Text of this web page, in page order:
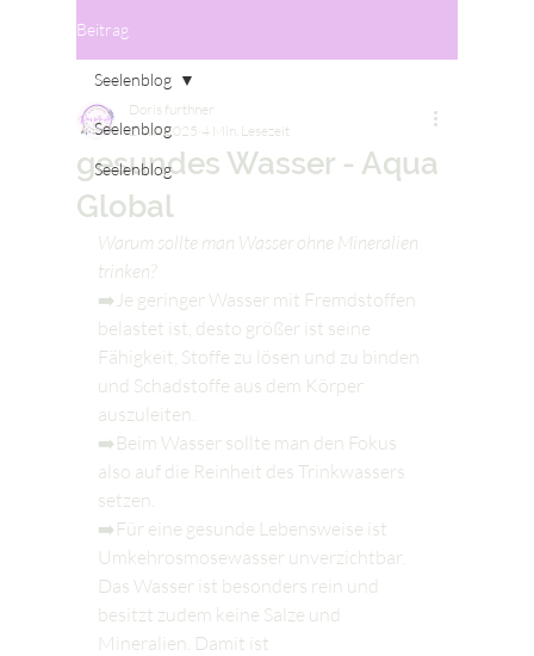
Beitrag
Seelenblog
Seelenblog
Seelenblog
gesundes Wasser - Aqua
Global
Doris furthner
2. Juli 2025 4 Min. Lesezeit
Warum sollte man Wasser ohne Mineralien
trinken?
➡️Je geringer Wasser mit Fremdstoffen
belastet ist, desto größer ist seine
Fähigkeit, Stoffe zu lösen und zu binden
und Schadstoffe aus dem Körper
auszuleiten.
➡️Beim Wasser sollte man den Fokus
also auf die Reinheit des Trinkwassers
setzen.
➡️Für eine gesunde Lebensweise ist
Umkehrosmosewasser unverzichtbar.
Das Wasser ist besonders rein und
besitzt zudem keine Salze und
Mineralien. Damit ist